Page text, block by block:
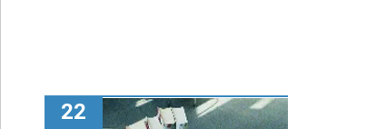
22